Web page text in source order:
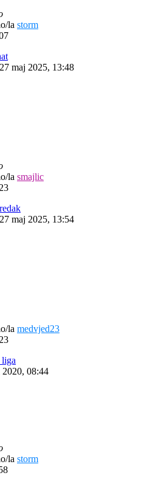
la storm
27 maj 2025, 13:48
la smajlic
27 maj 2025, 13:54
la medvjed23
liga
2020, 08:44
la storm